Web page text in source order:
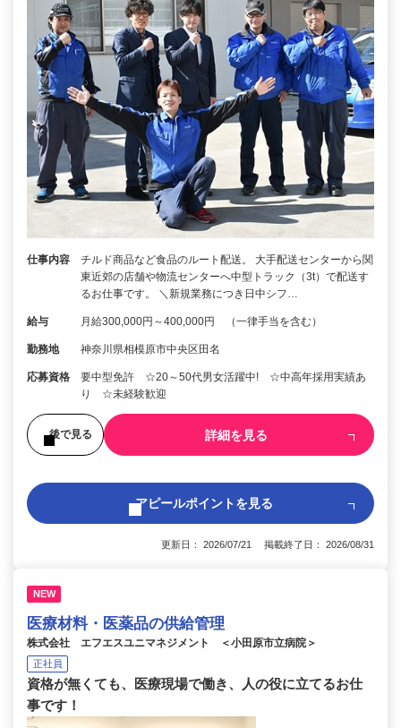
仕事内容
チルド商品など食品のルート配送。 大手配送センターから関
東近郊の店舗や物流センターへ中型トラック（3t）で配送す
るお仕事です。 ＼新規業務につき日中シフ…
給与 月給300,000円～400,000円 （一律手当を含む）
勤務地 神奈川県相模原市中央区田名
応募資格
要中型免許 ☆20～50代男女活躍中! ☆中高年採用実績あ
り ☆未経験歓迎
後で見る 詳細を見る
アピールポイントを見る
更新日： 2026/07/21 掲載終了日： 2026/08/31
NEW
医療材料・医薬品の供給管理
株式会社 エフエスユニマネジメント ＜小田原市立病院＞
正社員
資格が無くても、医療現場で働き、人の役に立てるお仕
事です！